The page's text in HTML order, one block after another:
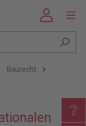
Baurecht